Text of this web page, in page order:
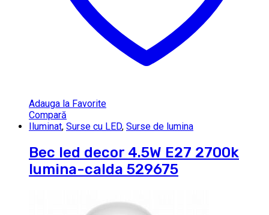
Adauga la Favorite
Compară
Iluminat, Surse cu LED, Surse de lumina
Bec led decor 4.5W E27 2700k
lumina-calda 529675